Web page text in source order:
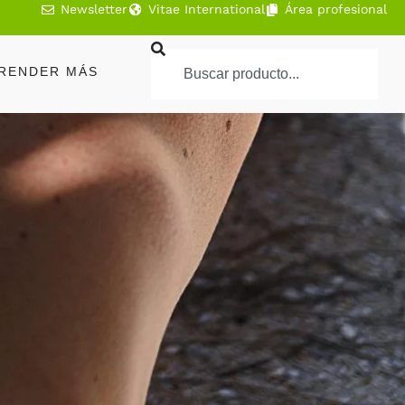
Newsletter Vitae International Área profesional
MÁS